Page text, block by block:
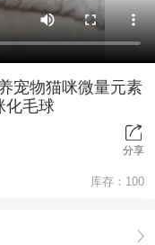
宠物猫咪微量元素
化毛球
分享
库存： 100